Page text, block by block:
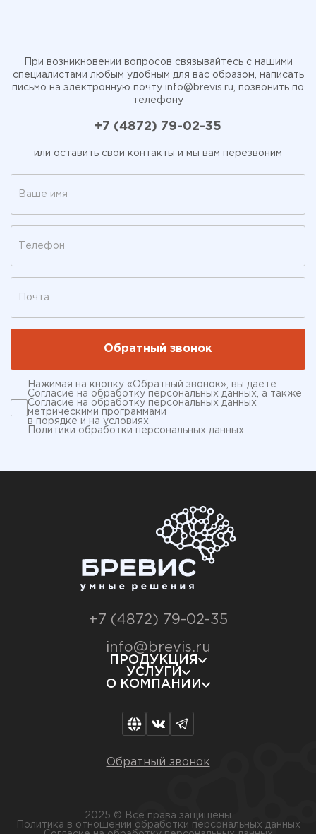
При возникновении вопросов связывайтесь с нашими
специалистами любым удобным для вас образом, написать
письмо на электронную почту info@brevis.ru , позвонить по
телефону
+7 (4872) 79-02-35
или оставить свои контакты и мы вам перезвоним
Нажимая на кнопку «Обратный звонок», вы даете
Согласие на обработку персональных данных , а также
Согласие на обработку персональных данных
метрическими программами
в порядке и на условиях
Политики обработки персональных данных
+7 (4872) 79-02-35
info@brevis.ru
ПРОДУКЦИЯ
УСЛУГИ
О КОМПАНИИ
Обратный звонок
2025 © Все права защищены
Политика в отношении обработки персональных данных